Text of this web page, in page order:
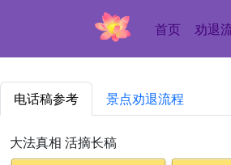
首页 劝退
电话稿参考 景点劝退流程
大法真相 活摘长稿